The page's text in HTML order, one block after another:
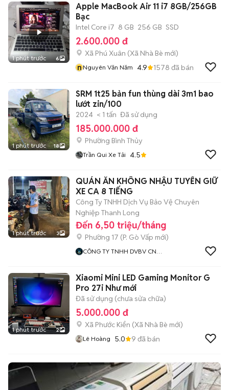
1 phút trước 6
Apple MacBook Air 11 i7 8GB/256GB
Bạc
Intel Core i7 8 GB 256 GB SSD
2.600.000 đ
Xã Phú Xuân (Xã Nhà Bè mới)
nNguyên Văn Năm 4.9 1578 đã bán
1 phút trước 18
SRM 1t25 bản fun thùng dài 3m1 bao
lướt zin/100
2024 < 1 tấn Đã sử dụng
185.000.000 đ
Phường Bình Thủy
Trần Qui Xe Tải 4.5
1 phút trước 3
QUÁN ĂN KHÔNG NHẬU TUYỂN GIỮ
XE CA 8 TIẾNG
Công Ty TNHH Dịch Vụ Bảo Vệ Chuyên
Nghiệp Thanh Long
Đến 6,50 triệu/tháng
Phường 17 (P. Gò Vấp mới)
CÔNG TY TNHH DVBV CN
1 phút trước 2
Xiaomi Mini LED Gaming Monitor G
Pro 27i Như mới
Đã sử dụng (chưa sửa chữa)
5.000.000 đ
Xã Phước Kiển (Xã Nhà Bè mới)
Lê Hoàng 5.0 9 đã bán